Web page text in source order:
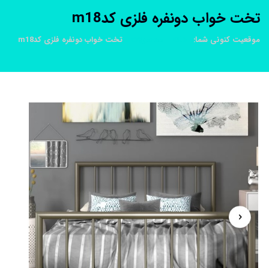
تخت خواب دونفره فلزی کدm18
موقعیت کنونی شما: تخت خواب دونفره فلزی کدm18